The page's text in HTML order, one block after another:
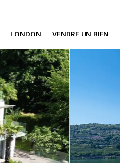
LONDON VENDRE UN BIEN